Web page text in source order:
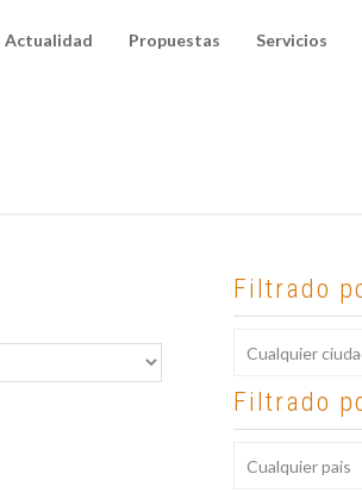
Actualidad Propuestas Servicios
Filtrado
Filtrado